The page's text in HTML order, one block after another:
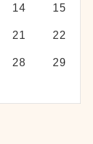
14 15
21 22
28 29